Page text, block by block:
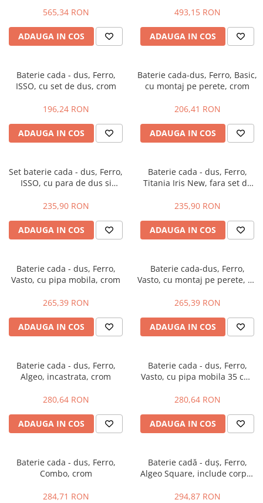
Pompe Wilo
Radiatoare/Calorifere
Accesorii radiatoare
Incalzire in pardoseala
Încălzire în pardoseală sistem
umed
Kit complet pardoseală
Sanitare
Amenajare baie/bucatarie
Seturi de mobilier si lavoar
Baterii bucatarie
Baterii dus/cada
Baterii lavoar
Cazi de baie inzidite
Cazi de baie pe colt
Cazi freestanding
Coloane de dus
Robinet coltar
Cadre WC/Bideu suspendat
Fitinguri
Fose septice/Separatoare
565,34 RON
ADAUGA IN COS
493,15 RON
ADAUGA IN COS
Baterie cada - dus, Ferro,
ISSO, cu set de dus, crom
196,24 RON
ADAUGA IN COS
Baterie cada-dus, Ferro, Basic,
cu montaj pe perete, crom
206,41 RON
ADAUGA IN COS
Set baterie cada - dus, Ferro,
ISSO, cu para de dus si
235,90 RON
ADAUGA IN COS
Baterie cada - dus, Ferro,
Titania Iris New, fara set de
235,90 RON
ADAUGA IN COS
Baterie cada - dus, Ferro,
Vasto, cu pipa mobila, crom
265,39 RON
ADAUGA IN COS
Baterie cada-dus, Ferro,
Vasto, cu montaj pe perete, cu
265,39 RON
ADAUGA IN COS
Baterie cada - dus, Ferro,
Algeo, incastrata, crom
280,64 RON
ADAUGA IN COS
Baterie cada - dus, Ferro,
Vasto, cu pipa mobila 35 cm,
280,64 RON
ADAUGA IN COS
Baterie cada - dus, Ferro,
Combo, crom
284,71 RON
Baterie cadă - duș, Ferro,
Algeo Square, include corpul
294,87 RON